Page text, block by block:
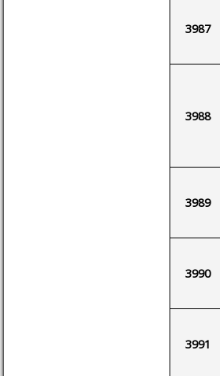
3987
3988
3989
3990
3991